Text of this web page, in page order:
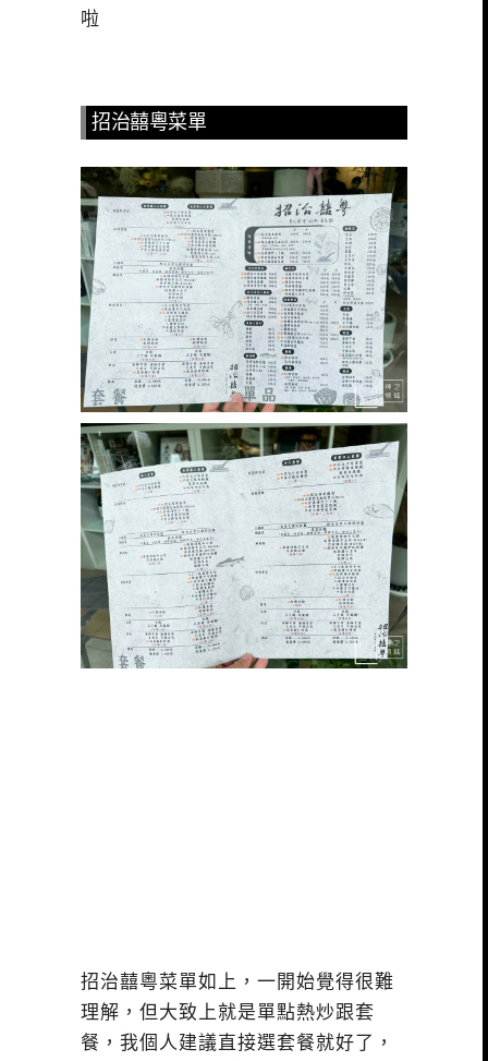
啦
招治囍粵菜單
招治囍粵菜單如上，一開始覺得很難
理解，但大致上就是單點熱炒跟套
餐，我個人建議直接選套餐就好了，